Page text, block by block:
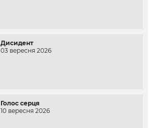
Дисидент
03 вересня 2026
Голос серця
10 вересня 2026